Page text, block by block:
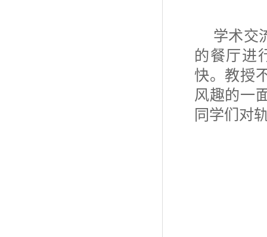
学术交
的餐厅进
快。教授
风趣的一
同学们对